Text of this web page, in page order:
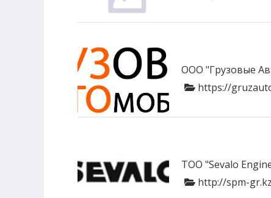
ООО "Грузовые
https://
ТОО "Sevalo
http://spm-